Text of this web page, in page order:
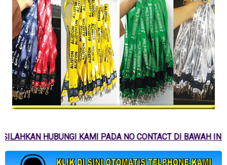
SILAHKAN HUBUNGI KAMI PADA NO CONTACT DI BAWAH INI